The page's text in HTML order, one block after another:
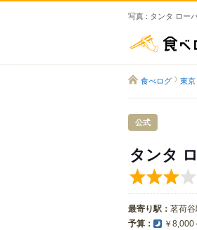
写真 : タンタ ロー
食べログ 東京
公式
タンタ
最寄り駅： 茗荷谷
予算： ￥8,000